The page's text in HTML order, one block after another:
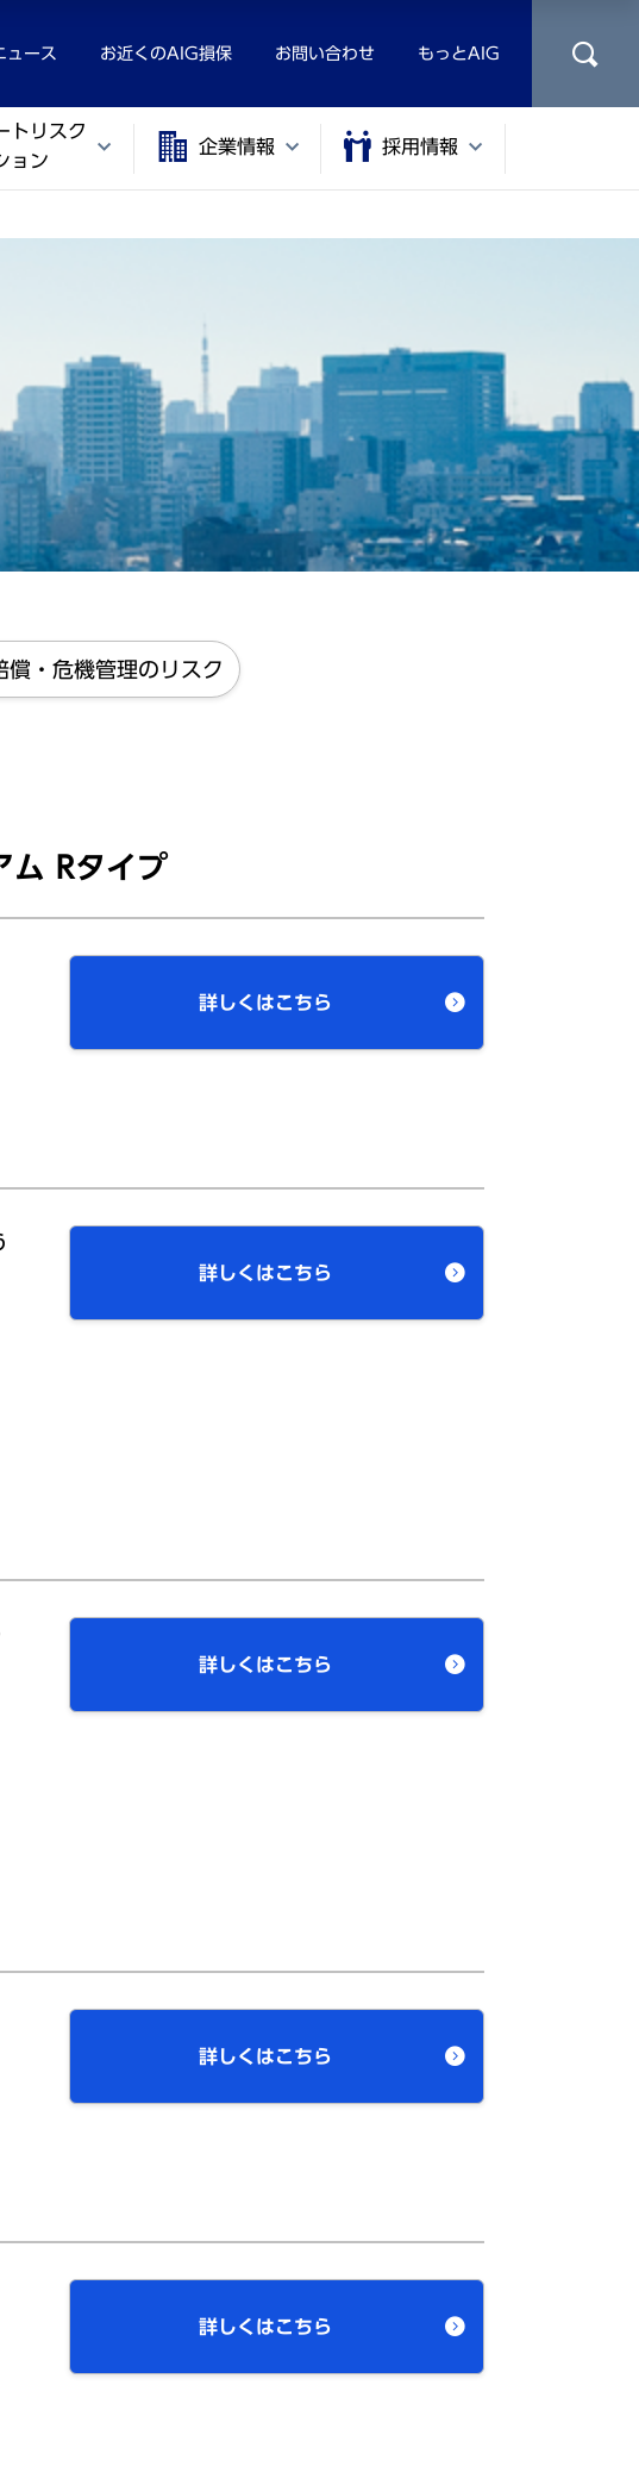
ュース お近くのAIG損保 お問い合わせ もっとAIG
トリスク
ョン
企業情報 採用情報
償・危機管理のリスク
ム Rタイプ
詳しくはこちら
詳しくはこちら
詳しくはこちら
詳しくはこちら
詳しくはこちら